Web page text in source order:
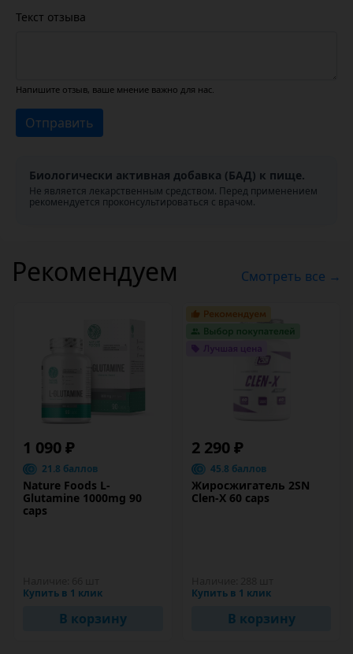
Текст отзыва
Напишите отзыв, ваше мнение важно для нас.
Отправить
Биологически активная добавка (БАД) к пище.
Не является лекарственным средством. Перед применением
рекомендуется проконсультироваться с врачом.
Рекомендуем Смотреть все →
1 090 ₽
21.8 баллов
Nature Foods L-
Glutamine 1000mg 90
caps
Купить в 1 клик
В корзину
2 290 ₽
45.8 баллов
Жиросжигатель 2SN
Clen-X 60 caps
Купить в 1 клик
В корзину